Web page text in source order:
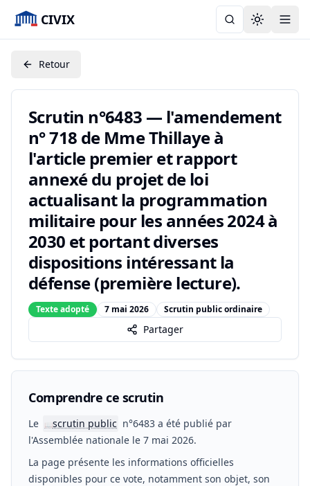
CIVIX Toggle
Retour
Scrutin n°6483 — l'amendement
n° 718 de Mme Thillaye à
l'article premier et rapport
annexé du projet de loi
actualisant la programmation
militaire pour les années 2024 à
2030 et portant diverses
dispositions intéressant la
défense (première lecture).
Texte adopté 7 mai 2026 Scrutin public ordinaire
Partager
Comprendre ce scrutin
Le 📖scrutin public n°6483 a été publié par
l'Assemblée nationale le 7 mai 2026.
La page présente les informations officielles
disponibles pour ce vote, notamment son objet, son